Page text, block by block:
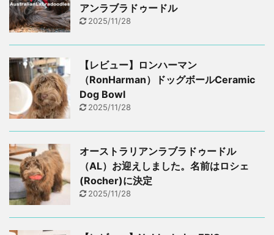
アンラブラドゥードル
2025/11/28
【レビュー】ロンハーマン
（RonHarman）ドッグボールCeramic
Dog Bowl
2025/11/28
オーストラリアンラブラドゥードル
（AL）お迎えしました。名前はロシェ
(Rocher)に決定
2025/11/28